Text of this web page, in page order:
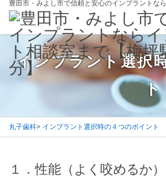
豊田市・みよし市で信頼と安心のインプラントな
インプラント選択
ト
丸子歯科 インプラント選択時の４つのポイント
0１．性能（よく咬めるか）